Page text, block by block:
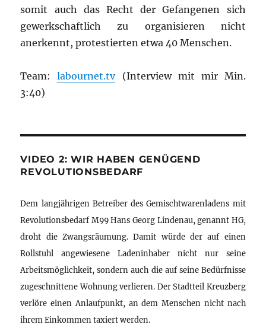
somit auch das Recht der Gefangenen sich
gewerkschaftlich zu organisieren nicht
anerkennt, protestierten etwa 40 Menschen.
Team:labournet.tv(Interview mit mir Min.
3:40)
VIDEO 2: WIR HABEN GENÜGEND
REVOLUTIONSBEDARF
Dem langjährigen Betreiber des Gemischtwarenladens mit
Revolutionsbedarf M99 Hans Georg Lindenau, genannt HG,
droht die Zwangsräumung. Damit würde der auf einen
Rollstuhl angewiesene Ladeninhaber nicht nur seine
Arbeitsmöglichkeit, sondern auch die auf seine Bedürfnisse
zugeschnittene Wohnung verlieren. Der Stadtteil Kreuzberg
verlöre einen Anlaufpunkt, an dem Menschen nicht nach
ihrem Einkommen taxiert werden.